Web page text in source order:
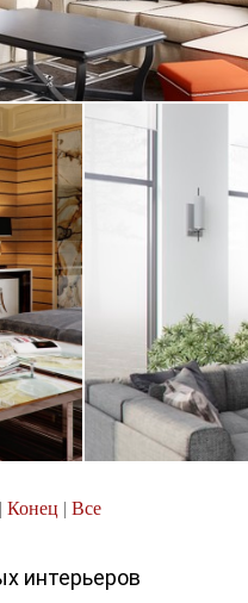
в
Смесь
коттедж, 224
| Конец | Все
интерьеров